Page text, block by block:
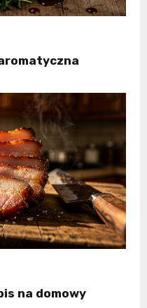
na domowy